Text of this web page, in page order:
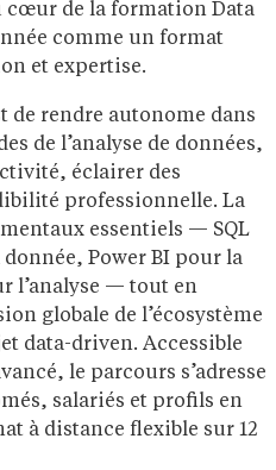
cœur de la formation Data
comme un format
et expertise.
de rendre autonome dans
de l’analyse de données,
éclairer des
professionnelle. La
essentiels — SQL
Power BI pour la
l’analyse — tout en
globale de l’écosystème
data-driven. Accessible
le parcours s’adresse
salariés et profils en
à distance flexible sur 12